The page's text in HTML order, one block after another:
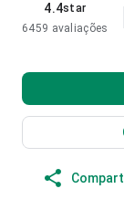
4.4star
6459 avaliações